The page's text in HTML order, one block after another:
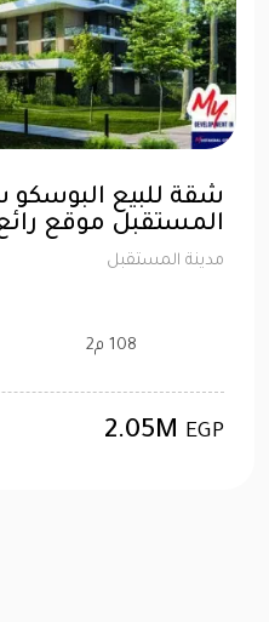
شقة للبيع البوسكو
المستقبل موقع
مدينة المستقبل
108 م2
2.05M EGP